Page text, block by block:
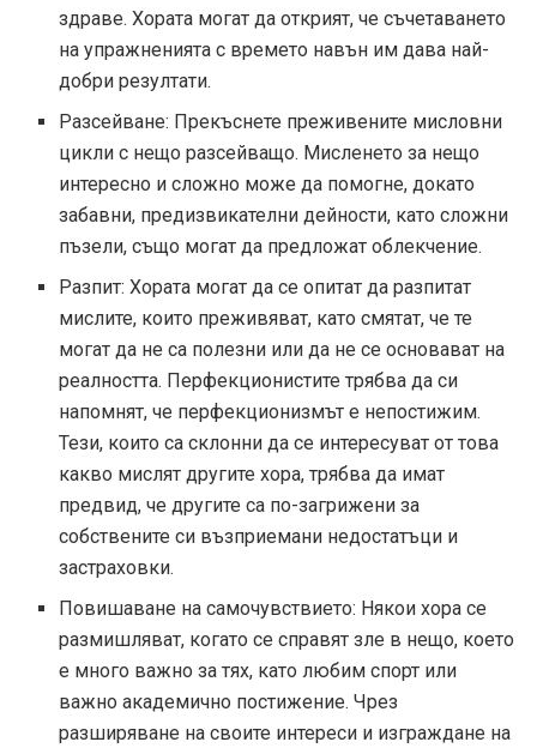
здраве. Хората могат да открият, че съчетаването
на упражненията с времето навън им дава най-
добри резултати.
Разсейване: Прекъснете преживените мисловни
цикли с нещо разсейващо. Мисленето за нещо
интересно и сложно може да помогне, докато
забавни, предизвикателни дейности, като сложни
пъзели, също могат да предложат облекчение.
Разпит: Хората могат да се опитат да разпитат
мислите, които преживяват, като смятат, че те
могат да не са полезни или да не се основават на
реалността. Перфекционистите трябва да си
напомнят, че перфекционизмът е непостижим.
Тези, които са склонни да се интересуват от това
какво мислят другите хора, трябва да имат
предвид, че другите са по-загрижени за
собствените си възприемани недостатъци и
застраховки.
Повишаване на самочувствието: Някои хора се
размишляват, когато се справят зле в нещо, което
е много важно за тях, като любим спорт или
важно академично постижение. Чрез
разширяване на своите интереси и изграждане на